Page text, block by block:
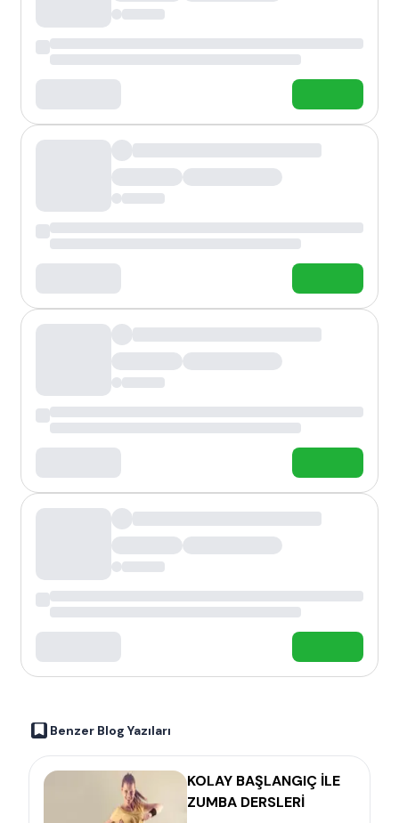
Benzer Blog Yazıları
KOLAY BAŞLANGIÇ İLE
ZUMBA DERSLERİ